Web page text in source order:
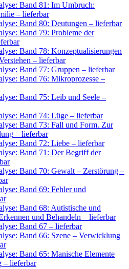
Band 81: Im Umbruch:
– lieferbar
Band 80: Deutungen – lieferbar
Band 79: Probleme der
Band 78: Konzeptualisierungen
– lieferbar
Band 77: Gruppen – lieferbar
Band 76: Mikroprozesse –
Band 75: Leib und Seele –
Band 74: Lüge – lieferbar
Band 73: Fall und Form. Zur
– lieferbar
Band 72: Liebe – lieferbar
Band 71: Der Begriff der
Band 70: Gewalt – Zerstörung –
Band 69: Fehler und
Band 68: Autistische und
und Behandeln – lieferbar
Band 67 – lieferbar
Band 66: Szene – Verwicklung
Band 65: Manische Elemente
– lieferbar